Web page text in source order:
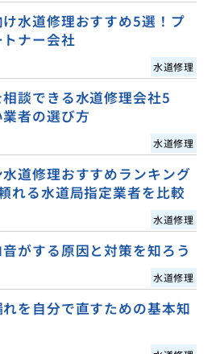
水道修理おすすめ5選！プ
ナー会社
水道修理
談できる水道修理会社5
者の選び方
水道修理
道修理おすすめランキング
れる水道局指定業者を比較
水道修理
がする原因と対策を知ろう
水道修理
を自分で直すための基本知